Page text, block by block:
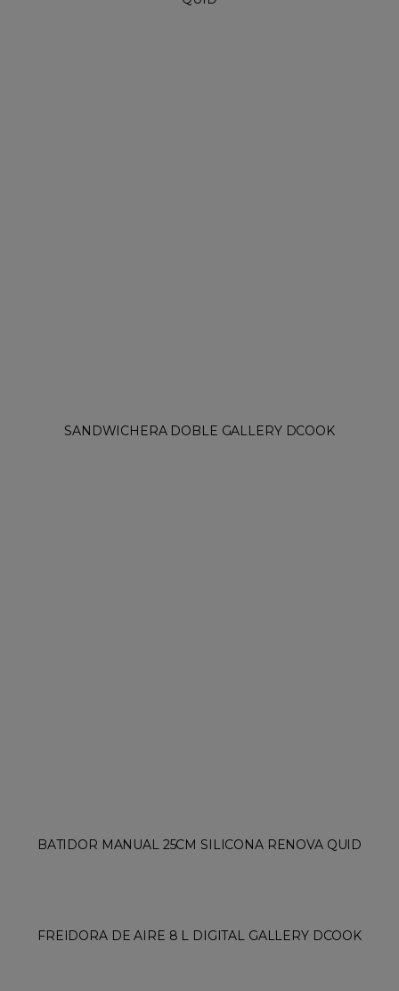
SANDWICHERA DOBLE GALLERY DCOOK
BATIDOR MANUAL 25CM SILICONA RENOVA QUID
FREIDORA DE AIRE 8 L DIGITAL GALLERY DCOOK